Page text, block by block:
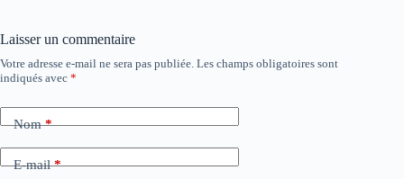
Laisser un commentaire
Votre adresse e-mail ne sera pas publiée. Les champs obligatoires sont
indiqués avec *
Nom*
E-mail*